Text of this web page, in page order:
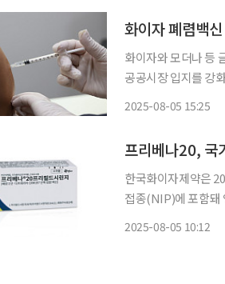
화이자 폐렴백
화이자와 모더나 등
공공시장 입지를 강화했다. 5일 제약바이오업계에 따르면 화이자의
2025-08-05 15:25
프리베나20, 국
한국화이자제약은
접종(NIP)에 포함돼 영유
2025-08-05 10:12